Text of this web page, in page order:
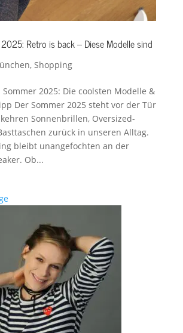
Retro is back – Diese Modelle sind
, Shopping
2025: Die coolsten Modelle &
Der Sommer 2025 steht vor der Tür
Sonnenbrillen, Oversized-
zurück in unseren Alltag.
bleibt unangefochten an der
Ob...